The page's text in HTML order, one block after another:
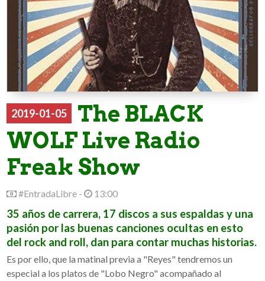
2019-01-05
The BLACK
WOLF Live Radio
Freak Show
#EntradaLibre - 13:00
35 años de carrera, 17 discos a sus espaldas y una
pasión por las buenas canciones ocultas en esto
del rock and roll, dan para contar muchas historias.
Es por ello, que la matinal previa a "Reyes" tendremos un
especial a los platos de "Lobo Negro" acompañado al